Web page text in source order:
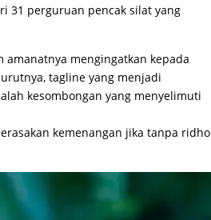
31 perguruan pencak silat yang
amanatnya mengingatkan kepada
tagline yang menjadi
kesombongan yang menyelimuti
kemenangan jika tanpa ridho